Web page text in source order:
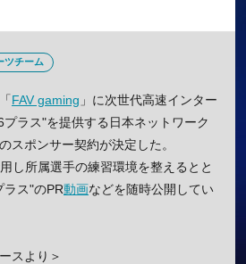
ツチーム
「FAV gaming 」に次世代高速インター
ラス"を提供する日本ネットワーク
スポンサー契約が決定した。
し所属選手の練習環境を整えるとと
ラス"のPR動画などを随時公開してい
スより＞